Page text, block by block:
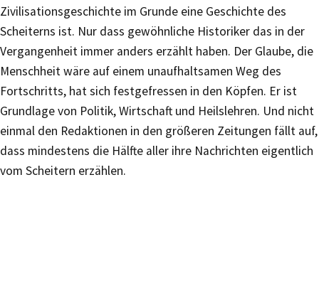
Zivilisationsgeschichte im Grunde eine Geschichte des
Scheiterns ist. Nur dass gewöhnliche Historiker das in der
Vergangenheit immer anders erzählt haben. Der Glaube, die
Menschheit wäre auf einem unaufhaltsamen Weg des
Fortschritts, hat sich festgefressen in den Köpfen. Er ist
Grundlage von Politik, Wirtschaft und Heilslehren. Und nicht
einmal den Redaktionen in den größeren Zeitungen fällt auf,
dass mindestens die Hälfte aller ihre Nachrichten eigentlich
vom Scheitern erzählen.